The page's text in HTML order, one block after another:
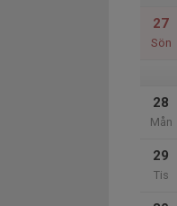
27
Sön
28
Mån
29
Tis